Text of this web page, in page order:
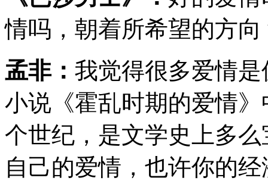
情吗，朝着所希望的方向
孟非： 我觉得很多爱情
小说《霍乱时期的爱情
个世纪，是文学史上多
自己的爱情，也许你的